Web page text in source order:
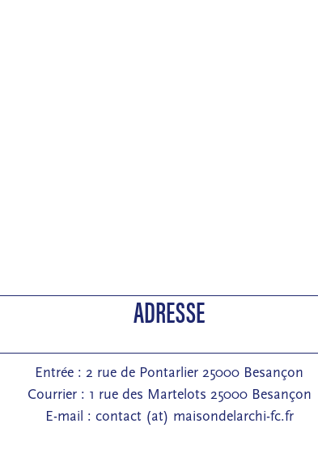
ADRESSE
Entrée : 2 rue de Pontarlier 25000 Besançon
Courrier : 1 rue des Martelots 25000 Besançon
E-mail : contact (at) maisondelarchi-fc.fr